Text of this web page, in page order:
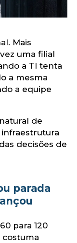
Mais
uma filial
a TI tenta
a mesma
a equipe
de
decisões de
parada
para 120
costuma